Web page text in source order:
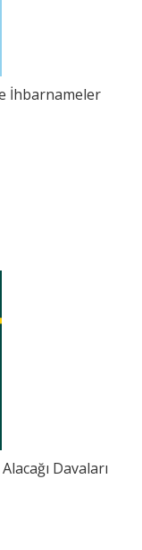
İhbarnameler
Davaları